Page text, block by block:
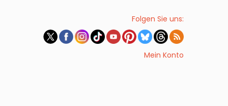
Folgen Sie uns:
Mein Konto